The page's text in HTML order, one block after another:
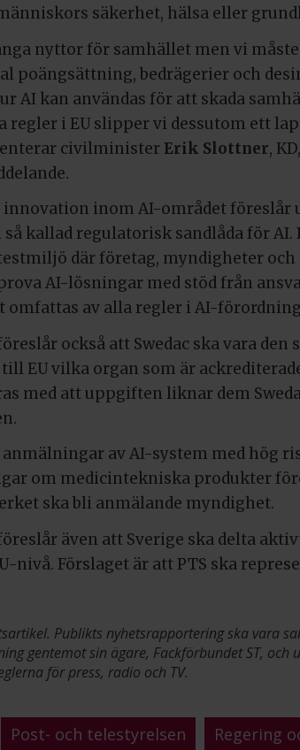
säkerhet, hälsa eller
nyttor för samhället men vi
poängsättning, bedrägerier och
AI kan användas för att skada
regler i EU slipper vi dessutom ett
civilministerErik Slottner,
innovation inom AI-området föreslår
kallad regulatorisk sandlåda för AI.
där företag, myndigheter och
AI-lösningar med stöd från
omfattas av alla regler i AI-
också att Swedac ska vara den
EU vilka organ som är
med att uppgiften liknar dem
av AI-system med hög
om medicintekniska produkter
ska bli anmälande myndighet.
även att Sverige ska delta
nivå. Förslaget är att PTS ska
Publikts nyhetsrapportering ska vara
gentemot sin ägare, Fackförbundet ST,
för press, radio och TV.
Post- och telestyrelsen Regering